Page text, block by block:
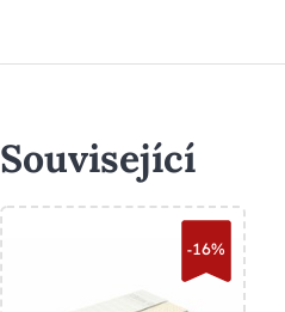
Související
-16%